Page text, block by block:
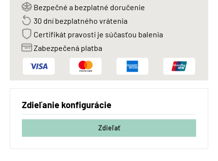
Bezpečné a bezplatné doručenie
30 dní bezplatného vrátenia
Certifikát pravosti je súčasťou balenia
Zabezpečená platba
Zdieľanie konfigurácie
Zdieľať